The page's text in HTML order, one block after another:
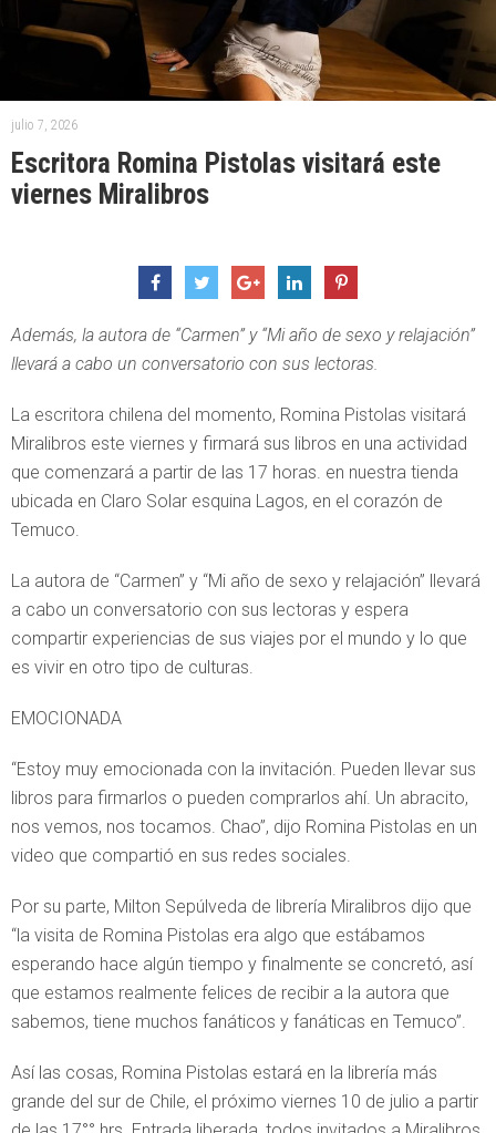
julio 7, 2026
Escritora Romina Pistolas visitará este
viernes Miralibros
Además, la autora de “Carmen” y “Mi año de sexo y relajación”
llevará a cabo un conversatorio con sus lectoras.
La escritora chilena del momento, Romina Pistolas visitará
Miralibros este viernes y firmará sus libros en una actividad
que comenzará a partir de las 17 horas. en nuestra tienda
ubicada en Claro Solar esquina Lagos, en el corazón de
Temuco.
La autora de “Carmen” y “Mi año de sexo y relajación” llevará
a cabo un conversatorio con sus lectoras y espera
compartir experiencias de sus viajes por el mundo y lo que
es vivir en otro tipo de culturas.
EMOCIONADA
“Estoy muy emocionada con la invitación. Pueden llevar sus
libros para firmarlos o pueden comprarlos ahí. Un abracito,
nos vemos, nos tocamos. Chao”, dijo Romina Pistolas en un
video que compartió en sus redes sociales.
Por su parte, Milton Sepúlveda de librería Miralibros dijo que
“la visita de Romina Pistolas era algo que estábamos
esperando hace algún tiempo y finalmente se concretó, así
que estamos realmente felices de recibir a la autora que
sabemos, tiene muchos fanáticos y fanáticas en Temuco”.
Así las cosas, Romina Pistolas estará en la librería más
grande del sur de Chile, el próximo viernes 10 de julio a partir